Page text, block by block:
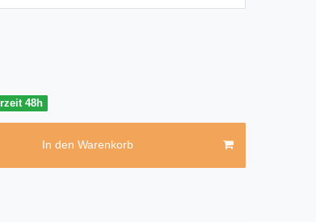
48h
In den Warenkorb